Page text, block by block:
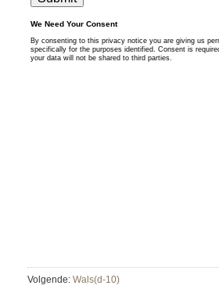
Volgende: Wals(d-10)